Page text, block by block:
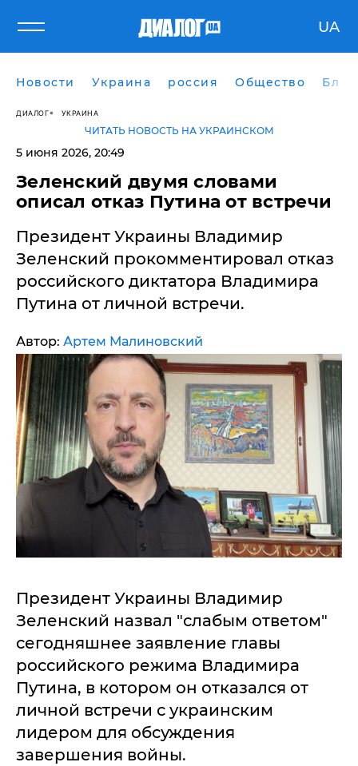
UA
Новости Украина россия Общество
ДИАЛОГ УКРАИНА
ЧИТАТЬ НОВОСТЬ НА УКРАИНСКОМ
5 июня 2026, 20:49
Зеленский двумя словами
описал отказ Путина от встречи
Президент Украины Владимир
Зеленский прокомментировал отказ
российского диктатора Владимира
Путина от личной встречи.
Автор: Артем Малиновский
Президент Украины Владимир
Зеленский назвал "слабым ответом"
сегодняшнее заявление главы
российского режима Владимира
Путина, в котором он отказался от
личной встречи с украинским
лидером для обсуждения
завершения войны.